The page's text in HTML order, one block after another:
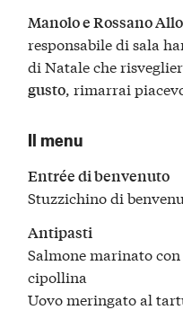
Manolo e Rossano
responsabile di sala
di Natale che
gusto, rimarrai
Il menu
Entrée di benvenuto
Stuzzichino di
Antipasti
Salmone marinato
cipollina
Uovo meringato al